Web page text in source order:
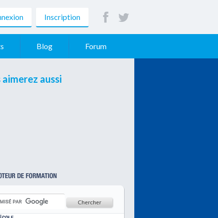
Inscription
Blog Forum
aimerez aussi